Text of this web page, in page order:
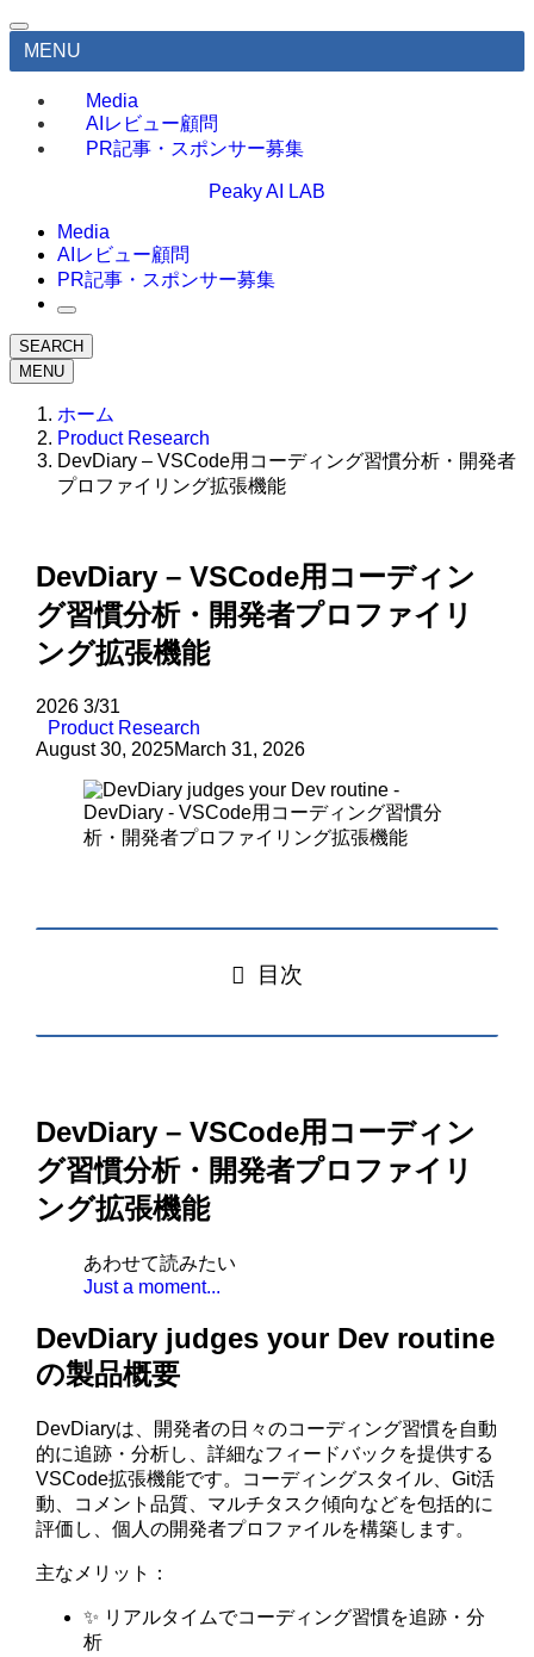
MENU
Media
AIレビュー顧問
PR記事・スポンサー募集
Peaky AI LAB
Media
AIレビュー顧問
PR記事・スポンサー募集
SEARCH
MENU
ホーム
Product Research
DevDiary – VSCode用コーディング習慣分析・開発者
プロファイリング拡張機能
DevDiary – VSCode用コーディン
グ習慣分析・開発者プロファイリ
ング拡張機能
2026 3/31
Product Research
August 30, 2025March 31, 2026
目次
DevDiary – VSCode用コーディン
グ習慣分析・開発者プロファイリ
ング拡張機能
あわせて読みたい
Just a moment...
DevDiary judges your Dev routine
の製品概要
DevDiaryは、開発者の日々のコーディング習慣を自動
的に追跡・分析し、詳細なフィードバックを提供する
VSCode拡張機能です。コーディングスタイル、Git活
動、コメント品質、マルチタスク傾向などを包括的に
評価し、個人の開発者プロファイルを構築します。
主なメリット：
✨ リアルタイムでコーディング習慣を追跡・分
析